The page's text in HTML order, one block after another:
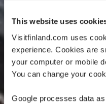
This website uses
Visitfinland.com uses
experience. Cookies are
your computer or mobile
You can change your
Google processes data